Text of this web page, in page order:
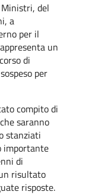
del
a
per il
un
di
per
compito di
saranno
stanziati
importante
di
risultato
risposte.